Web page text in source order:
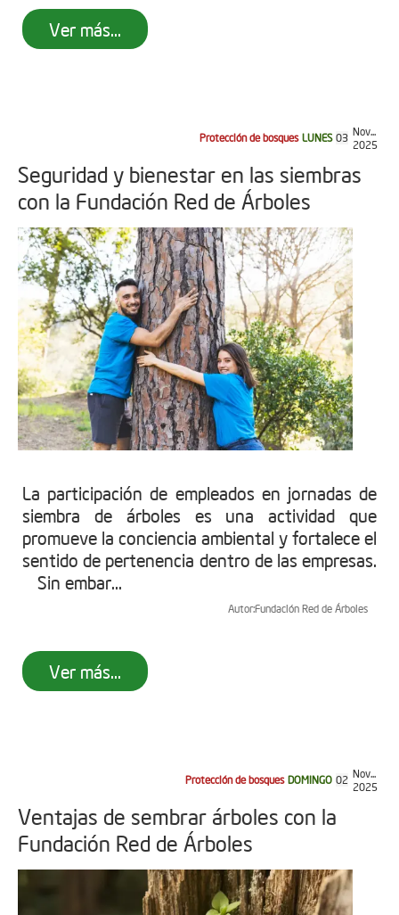
Ver más...
Protección de bosques LUNES 03 Nov...
2025
Seguridad y bienestar en las siembras
con la Fundación Red de Árboles
La participación de empleados en jornadas de
siembra de árboles es una actividad que
promueve la conciencia ambiental y fortalece el
sentido de pertenencia dentro de las empresas.
Sin embar...
Autor:Fundación Red de Árboles
Ver más...
Protección de bosques DOMINGO 02 Nov...
2025
Ventajas de sembrar árboles con la
Fundación Red de Árboles